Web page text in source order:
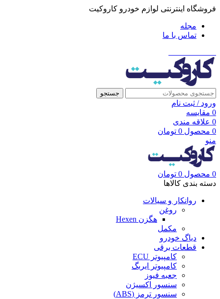
فروشگاه اینترنتی لوازم خودرو کاروکیت
مجله
تماس با ما
جستجو
ورود / ثبت نام
0 مقایسه
0 علاقه مندی
0 محصول 0 تومان
منو
0 محصول 0 تومان
دسته بندی کالاها
روانکار و سیالات
روغن
هگزن Hexen
مکمل
دیاگ خودرو
قطعات برقی
کامپیوتر ECU
کامپیوتر ایربگ
جعبه فیوز
سنسور اکسیژن
سنسور ترمز (ABS)